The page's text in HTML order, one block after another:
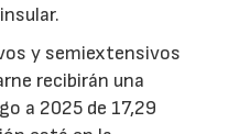
y semiextensivos
recibirán una
a 2025 de 17,29